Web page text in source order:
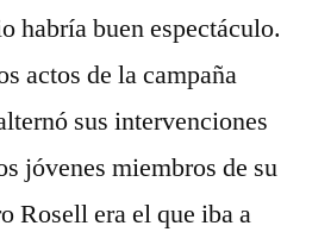
habría buen espectáculo.
actos de la campaña
sus intervenciones
jóvenes miembros de su
Rosell era el que iba a